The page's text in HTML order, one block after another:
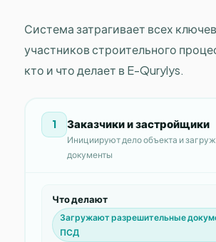
Система затрагивает всех
участников строительного
кто и что делает в E-Qurylys.
1 Заказчики и застройщики
Инициируют дело объекта и
документы
Что делают
Загружают разрешительные
ПСД